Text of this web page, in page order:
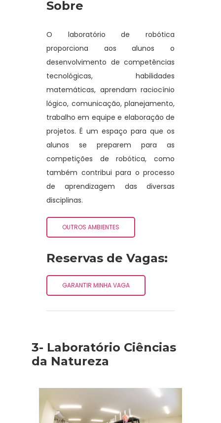
Sobre
O laboratório de robótica
proporciona aos alunos o
desenvolvimento de competências
tecnológicas, habilidades
matemáticas, aprendam raciocínio
lógico, comunicação, planejamento,
trabalho em equipe e elaboração de
projetos. É um espaço para que os
alunos se preparem para as
competições de robótica, como
também contribui para o processo
de aprendizagem das diversas
disciplinas.
OUTROS AMBIENTES
Reservas de Vagas:
GARANTIR MINHA VAGA
3- Laboratório Ciências
da Natureza